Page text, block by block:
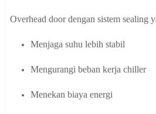
Overhead door dengan sistem sealing
Menjaga suhu lebih stabil
Mengurangi beban kerja chiller
Menekan biaya energi